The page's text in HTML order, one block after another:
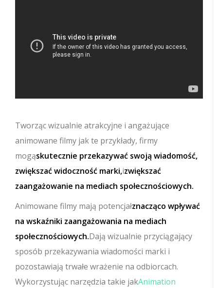
Tworząc wizualnie atrakcyjne i angażujące
animowane filmy jak te przykłady, firmy
mogąskutecznie przekazywać swoją wiadomość,
zwiększać widoczność marki,izwiększać
zaangażowanie na mediach społecznościowych.
Animowane filmy mają potencjałznacząco wpływać
na wskaźniki zaangażowania na mediach
społecznościowych.Dają wizualnie przyciągający
sposób przekazywania wiadomości marki i
pozostawiają trwałe wrażenie na odbiorcach.
Wykorzystując narzędzia takie jakAnimation